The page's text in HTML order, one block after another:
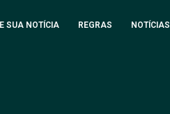
SUA NOTÍCIA REGRAS NOTÍCIAS